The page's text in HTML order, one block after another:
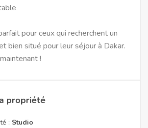
pour ceux qui recherchent un
bien situé pour leur séjour à Dakar.
!
propriété
: Studio